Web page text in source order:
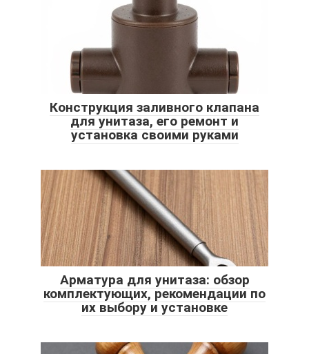
Конструкция заливного клапана
для унитаза, его ремонт и
установка своими руками
Арматура для унитаза: обзор
комплектующих, рекомендации по
их выбору и установке